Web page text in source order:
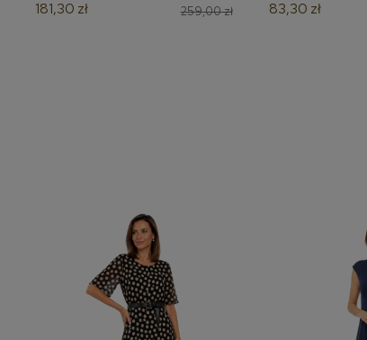
259,00 zł
181,30 zł 83,30 zł